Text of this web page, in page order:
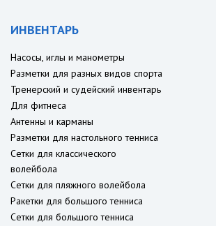
ИНВЕНТАРЬ
Насосы, иглы и манометры
Разметки для разных видов спорта
Тренерский и судейский инвентарь
Для фитнеса
Антенны и карманы
Разметки для настольного тенниса
Сетки для классического
волейбола
Сетки для пляжного волейбола
Ракетки для большого тенниса
Сетки для большого тенниса